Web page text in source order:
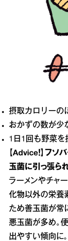
摂取カロリーの
おかずの数が少
1日1回も野菜を
【Advice！】フ
玉菌に引っ張ら
ラーメンやチャ
化物以外の栄養
ため善玉菌が常
悪玉菌が多め。
出やすい傾向に